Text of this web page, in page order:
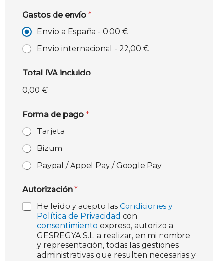
Gastos de envío *
Envío a España - 0,00 €
Envío internacional - 22,00 €
Total IVA incluido
0,00 €
Forma de pago *
Tarjeta
Bizum
Paypal / Appel Pay / Google Pay
Autorización *
He leído y acepto las Condiciones y
Política de Privacidad con
consentimiento expreso, autorizo a
GESREGYA S.L. a realizar, en mi nombre
y representación, todas las gestiones
administrativas que resulten necesarias y